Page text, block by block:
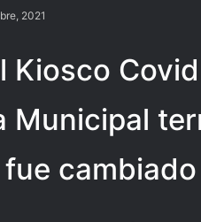
2021
Kiosco
Municipal